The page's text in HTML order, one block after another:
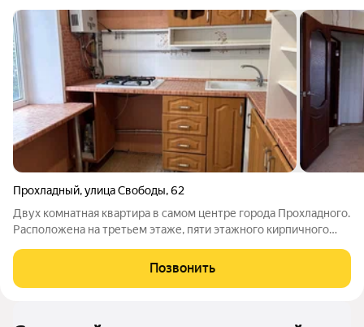
Прохладный,улица Свободы,62
Двух комнатная квартира в самом центре города Прохладного.
Расположена на третьем этаже, пяти этажного кирпичного
хранения личных вещей. Большой утепленный балкон из
спальни. Сама квартира в отличном
Позвонить